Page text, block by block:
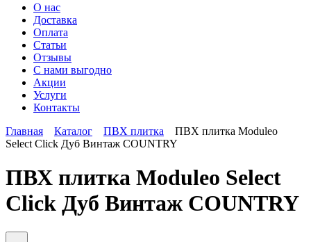
О нас
Доставка
Оплата
Статьи
Отзывы
С нами выгодно
Акции
Услуги
Контакты
Главная
Каталог ПВХ плитка
ПВХ плитка Moduleo
Select Click Дуб Винтаж COUNTRY
ПВХ плитка Moduleo Select
Click Дуб Винтаж COUNTRY